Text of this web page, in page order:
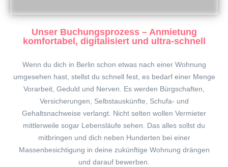
Unser Buchungsprozess – Anmietung
komfortabel, digitalisiert und ultra-schnell
Wenn du dich in Berlin schon etwas nach einer Wohnung
umgesehen hast, stellst du schnell fest, es bedarf einer Menge
Vorarbeit, Geduld und Nerven. Es werden Bürgschaften,
Versicherungen, Selbstauskünfte, Schufa- und
Gehaltsnachweise verlangt. Nicht selten wollen Vermieter
mittlerweile sogar Lebensläufe sehen. Das alles sollst du
mitbringen und dich neben Hunderten bei einer
Massenbesichtigung in deine zukünftige Wohnung drängen
und darauf bewerben.